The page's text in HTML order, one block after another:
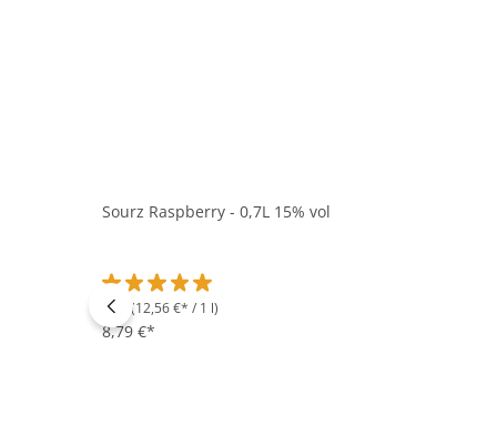
Sourz Raspberry - 0,7L 15% vol
Durchschnittliche Bewertung von 5 von 5 Sternen
0.7 l (12,56 €* / 1 l)
8,79 €*